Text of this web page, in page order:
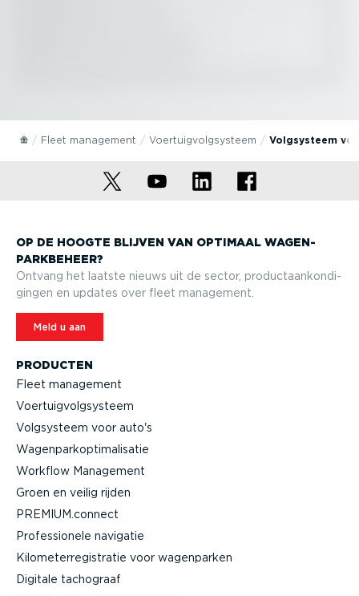
Fleet management Voertuig­volg­systeem Volgsysteem
PRODUCTEN
Fleet management
Voertuig­volg­systeem
Volgsysteem voor auto's
Wagen­par­kop­ti­ma­li­satie
Workflow Management
Groen en veilig rijden
PREMIUM.connect
Profes­si­onele navigatie
Kilome­ter­re­gi­stratie voor wagenparken
Digitale tachograaf
OP DE HOOGTE BLIJVEN VAN OPTIMAAL WAGEN­
PARK­BEHEER?
Ontvang het laatste nieuws uit de sector, product­aan­kon­di­
gingen en updates over fleet management.
Meld u aan